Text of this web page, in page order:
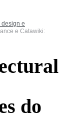
design e
e Catawiki:
do